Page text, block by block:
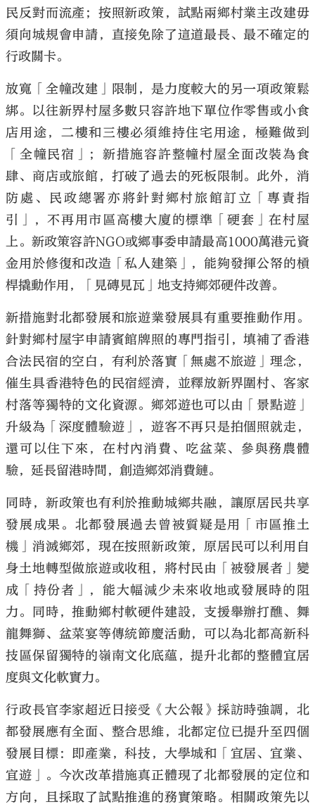
民反對而流產；按照新政策，試點兩鄉村業主改建毋
須向城規會申請，直接免除了這道最長、最不確定的
行政關卡。
放寬「全幢改建」限制，是力度較大的另一項政策鬆
綁。以往新界村屋多數只容許地下單位作零售或小食
店用途，二樓和三樓必須維持住宅用途，極難做到
「全幢民宿」；新措施容許整幢村屋全面改裝為食
肆、商店或旅館，打破了過去的死板限制。此外，消
防處、民政總署亦將針對鄉村旅館訂立「專責指
引」，不再用市區高樓大廈的標準「硬套」在村屋
上。新政策容許NGO或鄉事委申請最高1000萬港元資
金用於修復和改造「私人建築」，能夠發揮公帑的槓
桿撬動作用，「見磚見瓦」地支持鄉郊硬件改善。
新措施對北都發展和旅遊業發展具有重要推動作用。
針對鄉村屋宇申請賓館牌照的專門指引，填補了香港
合法民宿的空白，有利於落實「無處不旅遊」理念，
催生具香港特色的民宿經濟，並釋放新界圍村、客家
村落等獨特的文化資源。鄉郊遊也可以由「景點遊」
升級為「深度體驗遊」，遊客不再只是拍個照就走，
還可以住下來，在村內消費、吃盆菜、參與務農體
驗，延長留港時間，創造鄉郊消費鏈。
同時，新政策也有利於推動城鄉共融，讓原居民共享
發展成果。北都發展過去曾被質疑是用「市區推土
機」消滅鄉郊，現在按照新政策，原居民可以利用自
身土地轉型做旅遊或收租，將村民由「被發展者」變
成「持份者」，能大幅減少未來收地或發展時的阻
力。同時，推動鄉村軟硬件建設，支援舉辦打醮、舞
龍舞獅、盆菜宴等傳統節慶活動，可以為北都高新科
技區保留獨特的嶺南文化底蘊，提升北都的整體宜居
度與文化軟實力。
行政長官李家超近日接受《大公報》採訪時強調，北
都發展應有全面、整合思維，北都定位已提升至四個
發展目標：即產業，科技，大學城和「宜居、宜業、
宜遊」。今次改革措施真正體現了北都發展的定位和
方向，且採取了試點推進的務實策略。相關政策先以